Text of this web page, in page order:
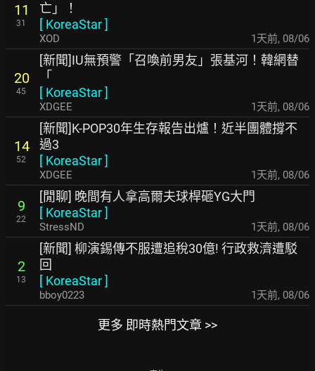
11
31
亡」！
[ KoreaStar]
XOD 1天前, 08/06
20
45
[新聞]IU無預警「召喚前男友」張基河！韓網替
「
[ KoreaStar]
XDGEE 1天前, 08/06
14
52
[新聞]K-POP30年生存報告出爐！近半團體撐不
過3
[ KoreaStar]
XDGEE 1天前, 08/06
9
22
[閒聊] 晚間有人拿高爾夫球桿砸YG大門
[ KoreaStar]
StressND 1天前, 08/06
2
13
[新聞] 柳演錫傳不服遭追稅30億! 行政救濟遭駁
回
[ KoreaStar]
bboy0223 1天前, 08/06
更多 即時熱門文章 >>